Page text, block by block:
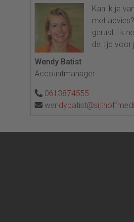
Kan ik je
met
gerust. Ik
de tijd voor
Wendy Batist
Accountmanager
0613874555